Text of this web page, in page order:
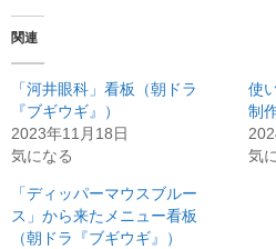
関連
「河井眼科」看板（朝ドラ
『ブギウギ』）
2023年11月18日
気になる
使
制
気
「ディッパーマウスブルー
ス」から来たメニュー看板
（朝ドラ『ブギウギ』）